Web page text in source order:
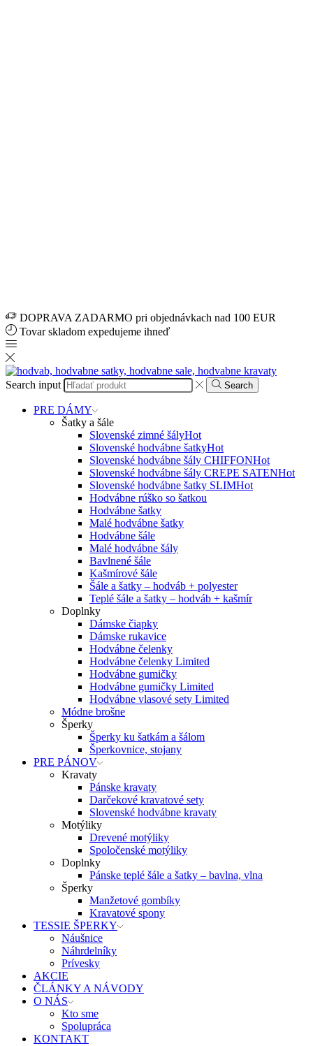
DOPRAVA ZADARMO pri objednávkach nad 100 EUR
Tovar skladom expedujeme ihneď
Search input Search
PRE DÁMY
Šatky a šále
Slovenské zimné šályHot
Slovenské hodvábne šatkyHot
Slovenské hodvábne šály CHIFFONHot
Slovenské hodvábne šály CREPE SATENHot
Slovenské hodvábne šatky SLIMHot
Hodvábne rúško so šatkou
Hodvábne šatky
Malé hodvábne šatky
Hodvábne šále
Malé hodvábne šály
Bavlnené šále
Kašmírové šále
Šále a šatky – hodváb + polyester
Teplé šále a šatky – hodváb + kašmír
Doplnky
Dámske čiapky
Dámske rukavice
Hodvábne čelenky
Hodvábne čelenky Limited
Hodvábne gumičky
Hodvábne gumičky Limited
Hodvábne vlasové sety Limited
Módne brošne
Šperky
Šperky ku šatkám a šálom
Šperkovnice, stojany
PRE PÁNOV
Kravaty
Pánske kravaty
Darčekové kravatové sety
Slovenské hodvábne kravaty
Motýliky
Drevené motýliky
Spoločenské motýliky
Doplnky
Pánske teplé šále a šatky – bavlna, vlna
Šperky
Manžetové gombíky
Kravatové spony
TESSIE ŠPERKY
Náušnice
Náhrdelníky
Prívesky
AKCIE
ČLÁNKY A NÁVODY
O NÁS
Kto sme
Spolupráca
KONTAKT